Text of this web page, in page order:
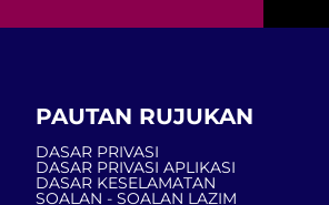
PAUTAN RUJUKAN
DASAR PRIVASI
DASAR PRIVASI APLIKASI
DASAR KESELAMATAN
SOALAN - SOALAN LAZIM